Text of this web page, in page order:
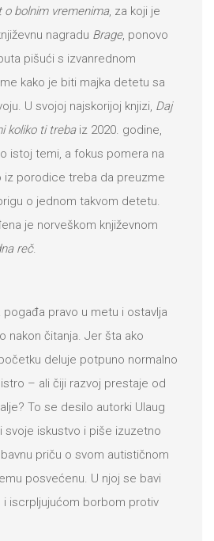
o bolnim vremenima, za koji je
nagradu Brage, ponovo
pišući s izvanrednom
kako je biti majka detetu sa
U svojoj najskorijoj knjizi, Daj
koliko ti trebaiz 2020. godine,
istoj temi, a fokus pomera na
iz porodice treba da preuzme
o jednom takvom detetu.
je norveškom književnom
reč.
pogađa pravo u metu i ostavlja
nakon čitanja. Jer šta ako
deluje potpuno normalno
– ali čiji razvoj prestaje od
To se desilo autorki Ulaug
svoje iskustvo i piše izuzetno
priču o svom autističnom
posvećenu. U njoj se bavi
i iscrpljujućom borbom protiv